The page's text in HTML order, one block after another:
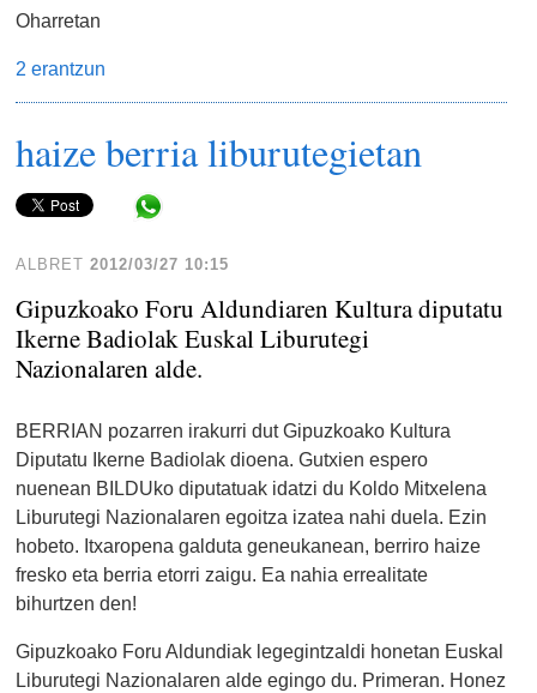
Oharretan
2 erantzun
haize berria liburutegietan
ALBRET 2012/03/27 10:15
Gipuzkoako Foru Aldundiaren Kultura diputatu
Ikerne Badiolak Euskal Liburutegi
Nazionalaren alde.
BERRIAN pozarren irakurri dut Gipuzkoako Kultura
Diputatu Ikerne Badiolak dioena. Gutxien espero
nuenean BILDUko diputatuak idatzi du Koldo Mitxelena
Liburutegi Nazionalaren egoitza izatea nahi duela. Ezin
hobeto. Itxaropena galduta geneukanean, berriro haize
fresko eta berria etorri zaigu. Ea nahia errealitate
bihurtzen den!
Gipuzkoako Foru Aldundiak legegintzaldi honetan Euskal
Liburutegi Nazionalaren alde egingo du. Primeran. Honez